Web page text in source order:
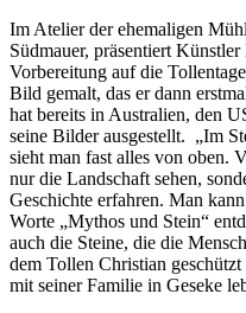
Im Atelier der ehemaligen
Südmauer, präsentiert
Vorbereitung auf die
Bild gemalt, das er dann
hat bereits in Australien, den
seine Bilder ausgestellt. „Im
sieht man fast alles von oben.
nur die Landschaft sehen,
Geschichte erfahren. Man
Worte „Mythos und Stein“
auch die Steine, die die
dem Tollen Christian
mit seiner Familie in Geseke